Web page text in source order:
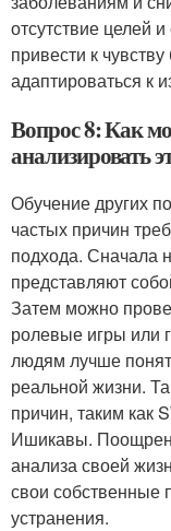
отсутствие целей
привести к
адаптироваться к
Вопрос 8: Как
анализировать
Обучение других
частых причин
подхода. Сначала
представляют
Затем можно
ролевые игры или
людям лучше
реальной жизни.
причин, таким как
Ишикавы.
анализа своей
свои собственные
устранения.